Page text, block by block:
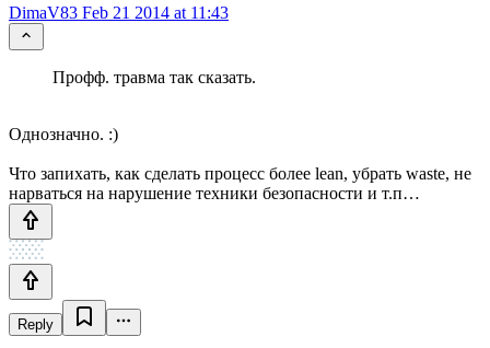
DimaV83 Feb 21 2014 at 11:43
Профф. травма так сказать.
Однозначно. :)
Что запихать, как сделать процесс более lean, убрать waste, не
нарваться на нарушение техники безопасности и т.п…
Reply